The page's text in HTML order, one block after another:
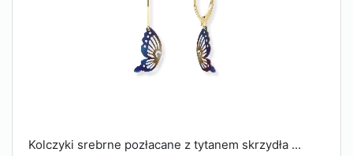
Kolczyki srebrne pozłacane z tytanem skrzydła ...